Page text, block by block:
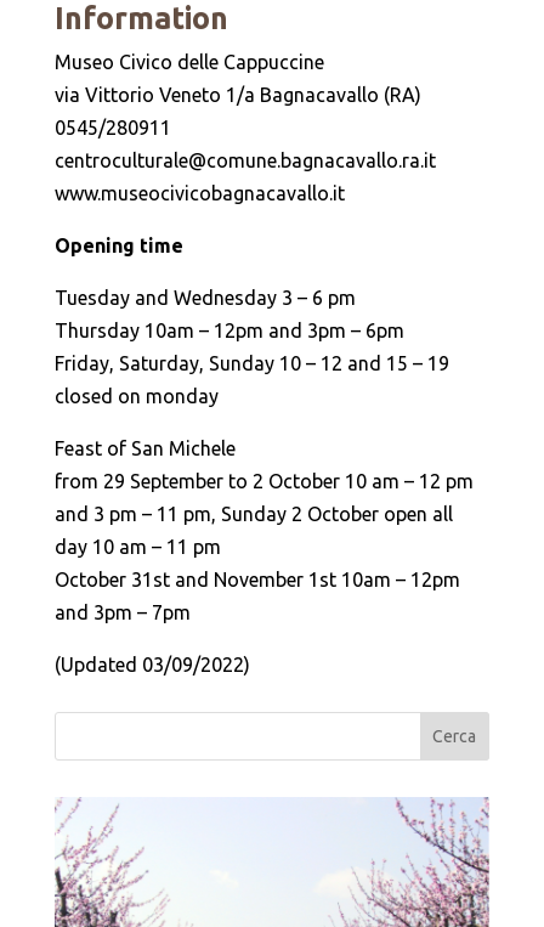
Information
Museo Civico delle Cappuccine
via Vittorio Veneto 1/a Bagnacavallo (RA)
0545/280911
centroculturale@comune.bagnacavallo.ra.it
www.museocivicobagnacavallo.it
Opening time
Tuesday and Wednesday 3 – 6 pm
Thursday 10am – 12pm and 3pm – 6pm
Friday, Saturday, Sunday 10 – 12 and 15 – 19
closed on monday
Feast of San Michele
from 29 September to 2 October 10 am – 12 pm
and 3 pm – 11 pm, Sunday 2 October open all
day 10 am – 11 pm
October 31st and November 1st 10am – 12pm
and 3pm – 7pm
(Updated 03/09/2022)